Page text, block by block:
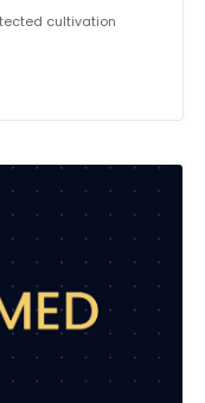
cultivation